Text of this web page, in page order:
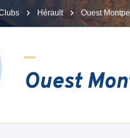
Hérault Ouest
Ouest